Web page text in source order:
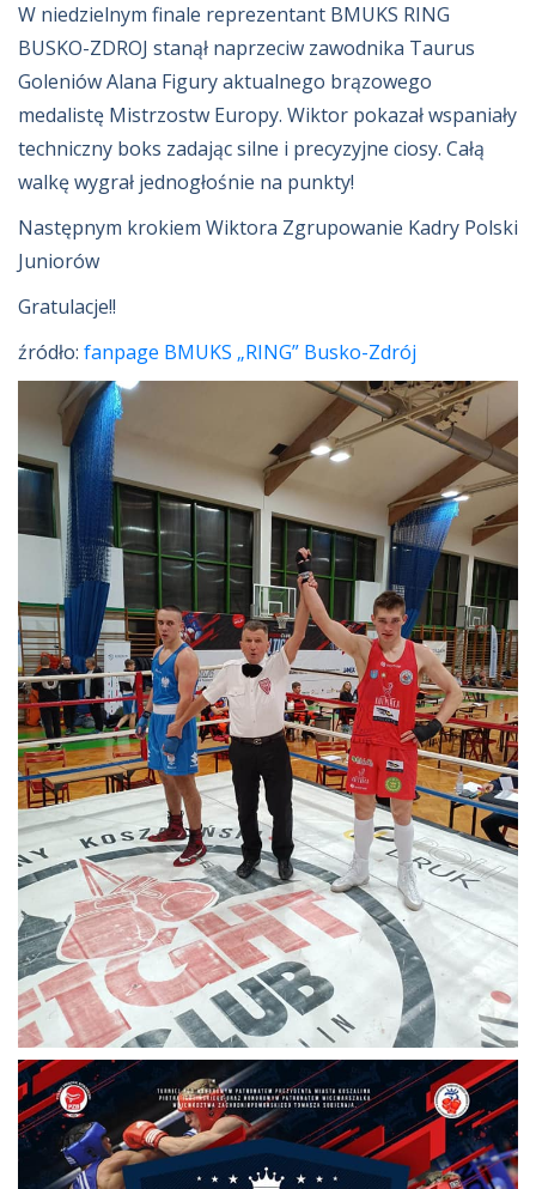
W niedzielnym finale reprezentant BMUKS RING
BUSKO-ZDROJ stanął naprzeciw zawodnika Taurus
Goleniów Alana Figury aktualnego brązowego
medalistę Mistrzostw Europy. Wiktor pokazał wspaniały
techniczny boks zadając silne i precyzyjne ciosy. Całą
walkę wygrał jednogłośnie na punkty!
Następnym krokiem Wiktora Zgrupowanie Kadry Polski
Juniorów
Gratulacje!!
źródło: fanpage BMUKS „RING” Busko-Zdrój